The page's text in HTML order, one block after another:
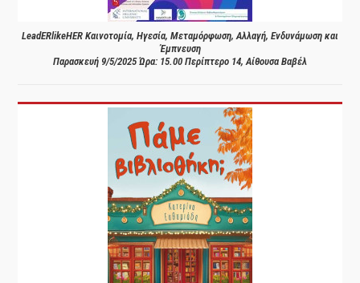
LeadERlikeHER Καινοτομία, Ηγεσία, Μεταμόρφωση, Αλλαγή, Ενδυνάμωση και
Έμπνευση
Παρασκευή 9/5/2025 Ώρα: 15.00 Περίπτερο 14, Αίθουσα Βαβέλ